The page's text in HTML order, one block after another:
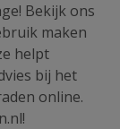
Bekijk ons
maken
helpt
bij het
online.